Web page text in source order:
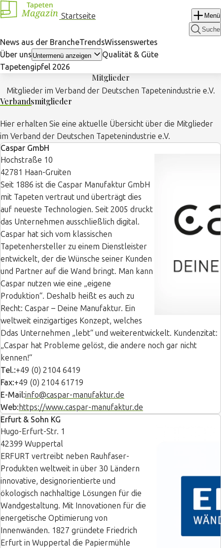
Navigation
überspringen
Startseite
Menü
Suche
News aus der BrancheTrendsWissenswertes
Über uns Untermenü anzeigen
Qualität & Güte
Tapetengipfel 2026
Mitglieder
Mitglieder im Verband der Deutschen Tapetenindustrie e.V.
Verbandsmitglieder
Hier erhalten Sie eine aktuelle Übersicht über die Mitglieder
im Verband der Deutschen Tapetenindustrie e.V.
Caspar GmbH
Hochstraße 10
42781 Haan-Gruiten
Seit 1886 ist die Caspar Manufaktur GmbH
mit Tapeten vertraut und überträgt dies
auf neueste Technologien. Seit 2005 druckt
das Unternehmen ausschließlich digital.
Caspar hat sich vom klassischen
Tapetenhersteller zu einem Dienstleister
entwickelt, der die Wünsche seiner Kunden
und Partner auf die Wand bringt. Man kann
Caspar nutzen wie eine „eigene
Produktion“. Deshalb heißt es auch zu
Recht: Caspar – Deine Manufaktur. Ein
weltweit einzigartiges Konzept, welches
Ddas Unternehmen „lebt“ und weiterentwickelt. Kundenzitat:
„Caspar hat Probleme gelöst, die andere noch gar nicht
kennen!“
Tel.:+49 (0) 2104 6419
Fax:+49 (0) 2104 61719
E-Mail:info@caspar-manufaktur.de
Web: https://www.caspar-manufaktur.de
Erfurt & Sohn KG
Hugo-Erfurt-Str. 1
42399 Wuppertal
ERFURT vertreibt neben Rauhfaser-
Produkten weltweit in über 30 Ländern
innovative, designorientierte und
ökologisch nachhaltige Lösungen für die
Wandgestaltung. Mit Innovationen für die
energetische Optimierung von
Innenwänden. 1827 gründete Friedrich
Erfurt in Wuppertal die Papiermühle